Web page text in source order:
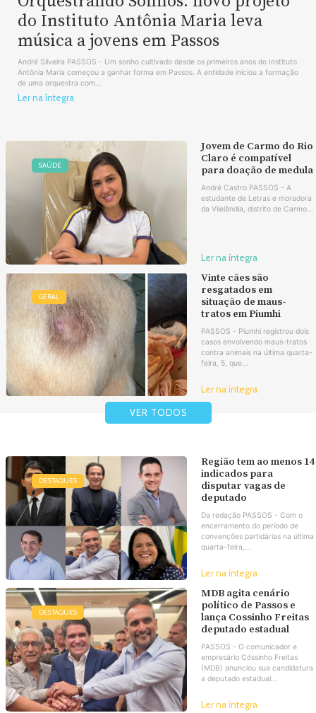
do Instituto Antônia Maria leva
música a jovens em Passos
André Silveira PASSOS - Um sonho cultivado desde os primeiros anos do Instituto
Antônia Maria começou a ganhar forma em Passos. A entidade iniciou a formação
de uma orquestra com...
Ler na íntegra
SAÚDE
Jovem de Carmo do Rio
Claro é compatível
para doação de medula
André Castro PASSOS – A
estudante de Letras e moradora
da Vilelândia, distrito de Carmo...
Ler na íntegra
GERAL
Vinte cães são
resgatados em
situação de maus-
tratos em Piumhi
PASSOS - Piumhi registrou dois
casos envolvendo maus-tratos
contra animais na última quarta-
feira, 5, que...
Ler na íntegra
VER TODOS
DESTAQUES
Região tem ao menos 14
indicados para
disputar vagas de
deputado
Da redação PASSOS - Com o
encerramento do período de
convenções partidárias na última
quarta-feira,...
Ler na íntegra
DESTAQUES
MDB agita cenário
político de Passos e
lança Cossinho Freitas
deputado estadual
PASSOS - O comunicador e
empresário Cóssinho Freitas
(MDB) anunciou sua candidatura
a deputado estadual...
Ler na íntegra